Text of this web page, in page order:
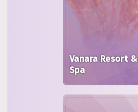
Vanara Resort &
Spa